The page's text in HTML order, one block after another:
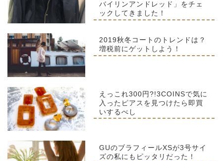
バイリンアンドレッド」をチェ
ックしてきました！
2019秋冬コートのトレンドは？
増税前にゲットしよう！
えっこれ300円?!3COINSで気に
入ったピアスを見つけたら即買
いするべし
GUのブラフィールXSが3号サイ
ズの私にもピッタリだった！